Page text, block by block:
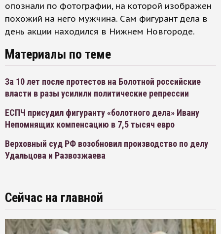
опознали по фотографии, на которой изображен
похожий на него мужчина. Сам фигурант дела в
день акции находился в Нижнем Новгороде.
Материалы по теме
За 10 лет после протестов на Болотной российские
власти в разы усилили политические репрессии
ЕСПЧ присудил фигуранту «болотного дела» Ивану
Непомнящих компенсацию в 7,5 тысяч евро
Верховный суд РФ возобновил производство по делу
Удальцова и Развозжаева
Сейчас на главной